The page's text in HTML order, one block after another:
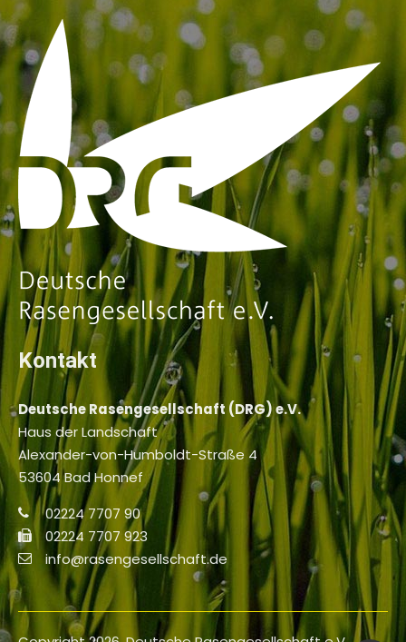
Kontakt
Deutsche Rasengesellschaft (DRG) e.V.
Haus der Landschaft
Alexander-von-Humboldt-Straße 4
53604 Bad Honnef
02224 7707 90
02224 7707 923
info@rasengesellschaft.de